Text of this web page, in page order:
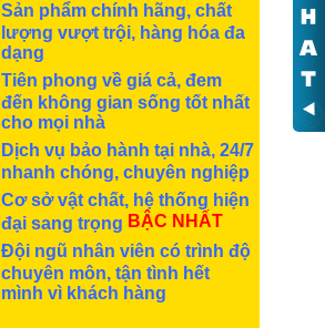
Sản phẩm chính hãng, chất
lượng vượt trội, hàng hóa đa
dạng
Tiên phong về giá cả, đem
đến không gian sống tốt nhất
cho mọi nhà
Dịch vụ bảo hành tại nhà, 24/7
nhanh chóng, chuyên nghiệp
Cơ sở vật chất, hệ thống hiện
đại sang trọng BẬC NHẤT
Đội ngũ nhân viên có trình độ
chuyên môn, tận tình hết
mình vì khách hàng